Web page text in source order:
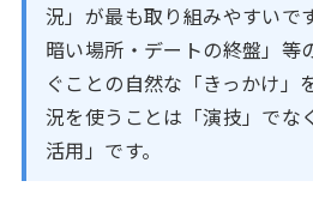
況」が最も取り組みやすいで
暗い場所・デートの終盤」等
ぐことの自然な「きっかけ」
況を使うことは「演技」でな
活用」です。